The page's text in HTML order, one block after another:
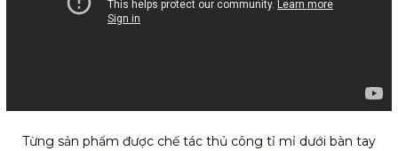
Từng sản phẩm được chế tác thủ công tỉ mỉ dưới bàn tay